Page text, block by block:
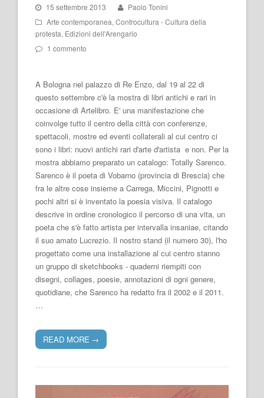
15 settembre 2013
Paolo Tonini
Arte contemporanea, Controcultura - Cultura della
protesta, Edizioni dell'Arengario
1 commento
A Bologna nel palazzo di Re Enzo, dal 19 al 22 di
questo settembre c'è la mostra di libri antichi e rari in
occasione di Artelibro. E' una manifestazione che
coinvolge tutto il centro della città con conferenze,
spettacoli, mostre ed eventi collaterali al cui centro ci
sono i libri: nuovi antichi rari d'arte d'artista e non. Per la
mostra abbiamo preparato un catalogo: Totally Sarenco.
Sarenco è il poeta di Vobarno (provincia di Brescia) che
fra le altre cose insieme a Carrega, Miccini, Pignotti e
pochi altri si è inventato la poesia visiva. Il catalogo
descrive in ordine cronologico il percorso di una vita, un
poeta che s'è fatto artista per intervalla insaniae, citando
il suo amato Lucrezio. Il nostro stand (il numero 30), l'ho
progettato come una installazione al cui centro stanno
un gruppo di sketchbooks - quaderni riempiti con
disegni, collages, poesie, annotazioni di ogni genere,
quotidiane, che Sarenco ha redatto fra il 2002 e il 2011.
…
READ MORE →